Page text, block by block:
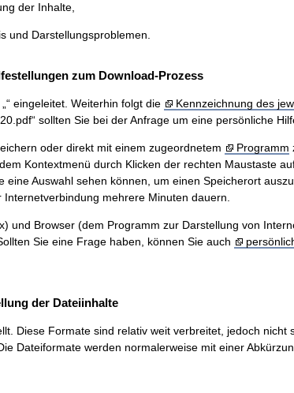
der Inhalte,
und Darstellungsproblemen.
zum Download-Prozess
eingeleitet. Weiterhin folgt die Kennzeichnung des
sollten Sie bei der Anfrage um eine persönliche
oder direkt mit einem zugeordnetem Programm
Kontextmenü durch Klicken der rechten Maustaste
eine Auswahl sehen können, um einen Speicherort
mehrere Minuten dauern.
und Browser (dem Programm zur Darstellung von
Sie eine Frage haben, können Sie auch
der Dateiinhalte
Diese Formate sind relativ weit verbreitet, jedoch
Dateiformate werden normalerweise mit einer